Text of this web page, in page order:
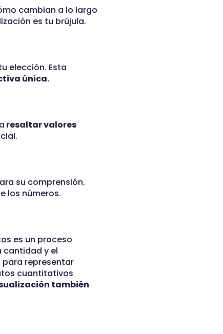
cambian a lo largo
es tu brújula.
elección. Esta
única.
resaltar valores
su comprensión.
los números.
es un proceso
cantidad y el
para representar
cuantitativos
también